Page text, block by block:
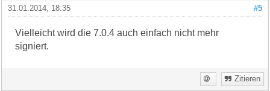
#5
31.01.2014, 18:35
Vielleicht wird die 7.0.4 auch einfach nicht mehr
signiert.
Zitieren